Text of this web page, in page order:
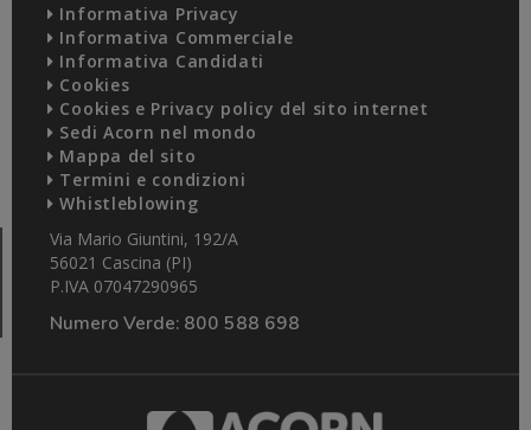
Informativa Privacy
Informativa Commerciale
Informativa Candidati
Cookies
Cookies e Privacy policy del sito internet
Sedi Acorn nel mondo
Mappa del sito
Termini e condizioni
Whistleblowing
Via Mario Giuntini, 192/A
56021 Cascina (PI)
P.IVA 07047290965
Numero Verde: 800 588 698